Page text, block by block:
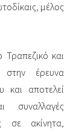
μέλος
Τραπεζικό και
στην έρευνα
και αποτελεί
συναλλαγές
σε ακίνητα,